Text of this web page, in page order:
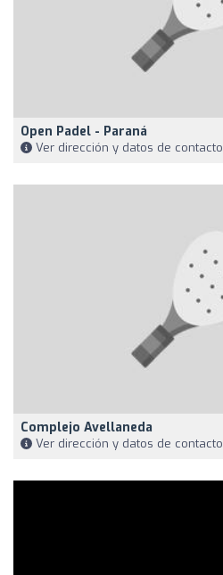
Open Padel - Paraná
Ver dirección y datos de contacto
Complejo Avellaneda
Ver dirección y datos de contacto